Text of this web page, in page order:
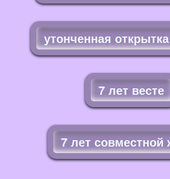
утонченная
7 лет весте
7 лет совместной